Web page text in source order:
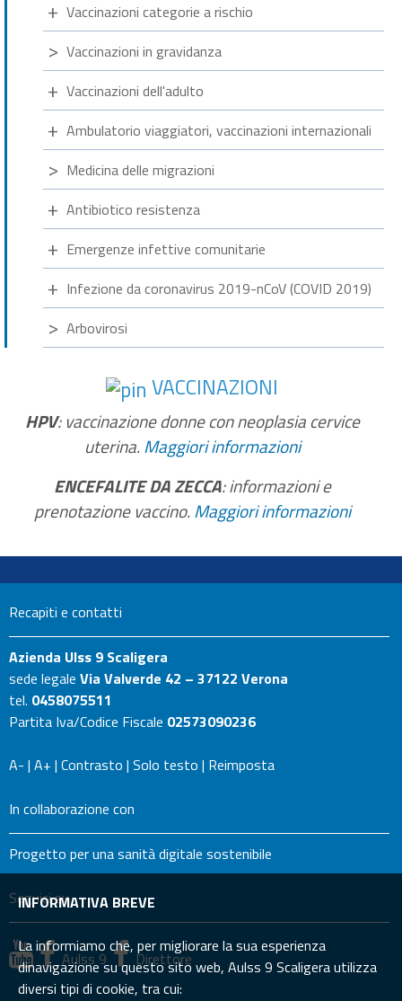
Vaccinazioni categorie a rischio
Vaccinazioni in gravidanza
Vaccinazioni dell'adulto
Ambulatorio viaggiatori, vaccinazioni internazionali
Medicina delle migrazioni
Antibiotico resistenza
Emergenze infettive comunitarie
Infezione da coronavirus 2019-nCoV (COVID 2019)
Arbovirosi
VACCINAZIONI
HPV: vaccinazione donne con neoplasia cervice
uterina.Maggiori informazioni
ENCEFALITE DA ZECCA: informazioni e
prenotazione vaccino.Maggiori informazioni
Recapiti e contatti
Azienda Ulss 9 Scaligera
sede legale Via Valverde 42 – 37122 Verona
tel. 0458075511
Partita Iva/Codice Fiscale 02573090236
A- | A+ | Contrasto | Solo testo | Reimposta
In collaborazione con
Progetto per una sanità digitale sostenibile
Seguici su
Aulss 9 Direttore
INFORMATIVA BREVE
La informiamo che, per migliorare la sua esperienza
dinavigazione su questo sito web, Aulss 9 Scaligera utilizza
diversi tipi di cookie, tra cui: